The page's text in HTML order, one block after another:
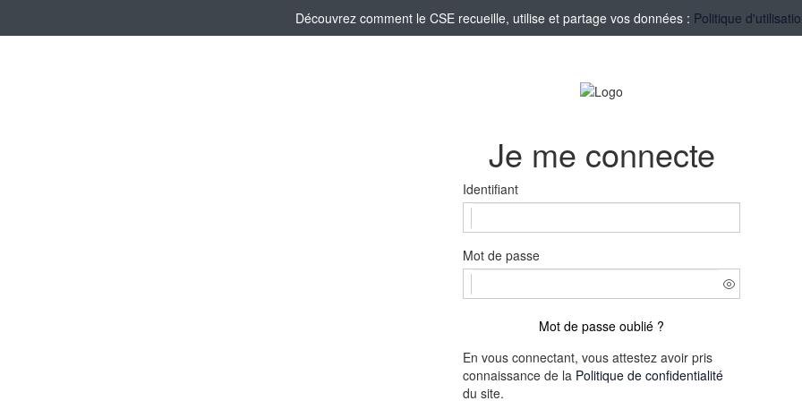
Découvrez comment le CSE recueille, utilise et partage vos données : Politique
Je me connecte
Identifiant
Mot de passe
Mot de passe oublié ?
En vous connectant, vous attestez avoir pris
connaissance de la Politique de confidentialité
du site.